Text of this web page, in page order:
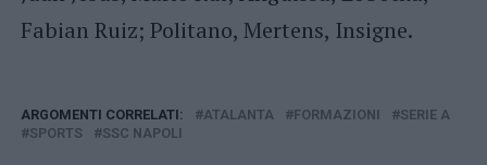
Fabian Ruiz; Politano, Mertens, Insigne.
ARGOMENTI CORRELATI: ATALANTA FORMAZIONI
SERIE A
SPORTS
SSC NAPOLI